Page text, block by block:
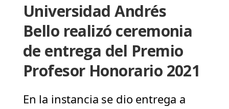
Universidad Andrés
Bello realizó ceremonia
de entrega del Premio
Profesor Honorario 2021
En la instancia se dio entrega a